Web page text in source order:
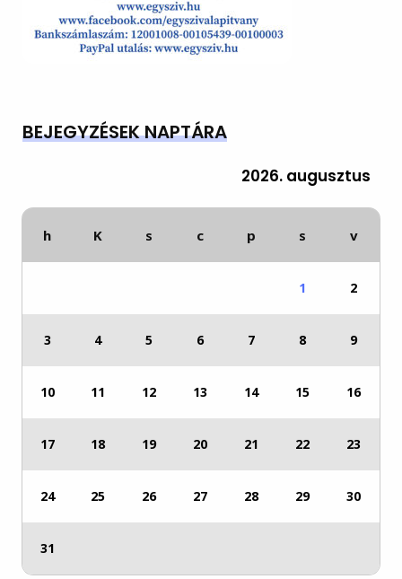
BEJEGYZÉSEK NAPTÁRA
2026. augusztus
h K s c p s v
1 2
3 4 5 6 7 8 9
10 11 12 13 14 15 16
17 18 19 20 21 22 23
24 25 26 27 28 29 30
31